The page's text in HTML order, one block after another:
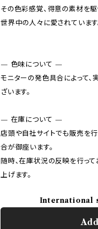
その色彩感覚、得意の素材を駆
世界中の人々に愛されています
— 色味について —
モニターの発色具合によって
ざいます。
— 在庫について —
店頭や自社サイトでも販売を
合が御座います。
随時、在庫状況の反映を行って
上げます。
International